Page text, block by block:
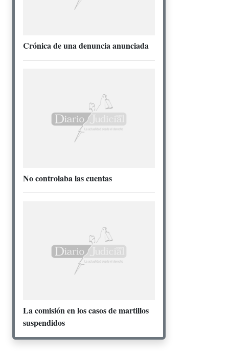
Crónica de una denuncia anunciada
No controlaba las cuentas
La comisión en los casos de martillos
suspendidos